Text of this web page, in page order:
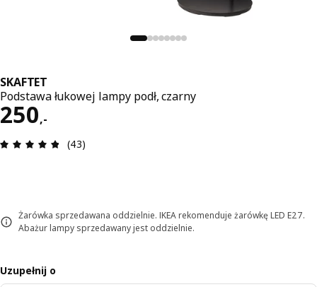
SKAFTET
Podstawa łukowej lampy podł, czarny
250,-
Cena 250,-
Opinia: 4.8 na 5 gwiazdki. Recenzje ogółem: 43
(43)
Żarówka sprzedawana oddzielnie. IKEA rekomenduje żarówkę LED E27.
Abażur lampy sprzedawany jest oddzielnie.
Uzupełnij o